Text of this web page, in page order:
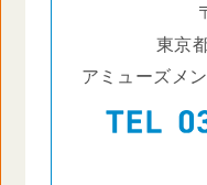
東京
アミューズメ